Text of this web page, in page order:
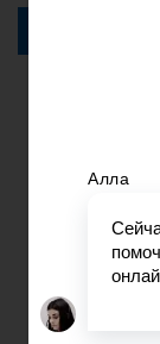
Вопросы и
Увольнение
Вопросы и